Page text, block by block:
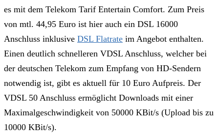
es mit dem Telekom Tarif Entertain Comfort. Zum Preis
von mtl. 44,95 Euro ist hier auch ein DSL 16000
Anschluss inklusive DSL Flatrate im Angebot enthalten.
Einen deutlich schnelleren VDSL Anschluss, welcher bei
der deutschen Telekom zum Empfang von HD-Sendern
notwendig ist, gibt es aktuell für 10 Euro Aufpreis. Der
VDSL 50 Anschluss ermöglicht Downloads mit einer
Maximalgeschwindigkeit von 50000 KBit/s (Upload bis zu
10000 KBit/s).